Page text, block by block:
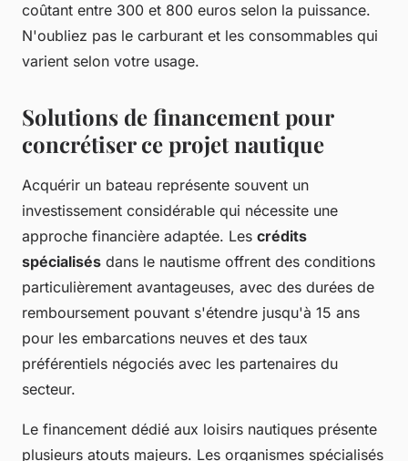
coûtant entre 300 et 800 euros selon la puissance.
N'oubliez pas le carburant et les consommables qui
varient selon votre usage.
Solutions de financement pour
concrétiser ce projet nautique
Acquérir un bateau représente souvent un
investissement considérable qui nécessite une
approche financière adaptée. Les crédits
spécialisés dans le nautisme offrent des conditions
particulièrement avantageuses, avec des durées de
remboursement pouvant s'étendre jusqu'à 15 ans
pour les embarcations neuves et des taux
préférentiels négociés avec les partenaires du
secteur.
Le financement dédié aux loisirs nautiques présente
plusieurs atouts majeurs. Les organismes spécialisés